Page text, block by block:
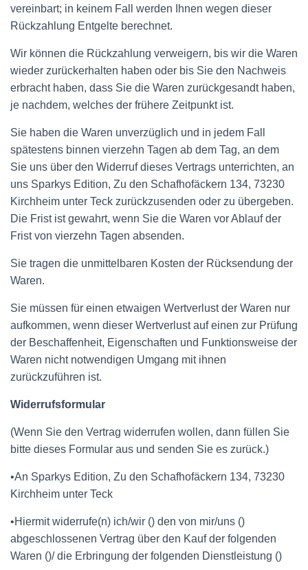
vereinbart; in keinem Fall werden Ihnen wegen dieser
Rückzahlung Entgelte berechnet.
Wir können die Rückzahlung verweigern, bis wir die Waren
wieder zurückerhalten haben oder bis Sie den Nachweis
erbracht haben, dass Sie die Waren zurückgesandt haben,
je nachdem, welches der frühere Zeitpunkt ist.
Sie haben die Waren unverzüglich und in jedem Fall
spätestens binnen vierzehn Tagen ab dem Tag, an dem
Sie uns über den Widerruf dieses Vertrags unterrichten, an
uns Sparkys Edition, Zu den Schafhofäckern 134, 73230
Kirchheim unter Teck zurückzusenden oder zu übergeben.
Die Frist ist gewahrt, wenn Sie die Waren vor Ablauf der
Frist von vierzehn Tagen absenden.
Sie tragen die unmittelbaren Kosten der Rücksendung der
Waren.
Sie müssen für einen etwaigen Wertverlust der Waren nur
aufkommen, wenn dieser Wertverlust auf einen zur Prüfung
der Beschaffenheit, Eigenschaften und Funktionsweise der
Waren nicht notwendigen Umgang mit ihnen
zurückzuführen ist.
Widerrufsformular
(Wenn Sie den Vertrag widerrufen wollen, dann füllen Sie
bitte dieses Formular aus und senden Sie es zurück.)
•An Sparkys Edition, Zu den Schafhofäckern 134, 73230
Kirchheim unter Teck
•Hiermit widerrufe(n) ich/wir () den von mir/uns ()
abgeschlossenen Vertrag über den Kauf der folgenden
Waren ()/ die Erbringung der folgenden Dienstleistung ()